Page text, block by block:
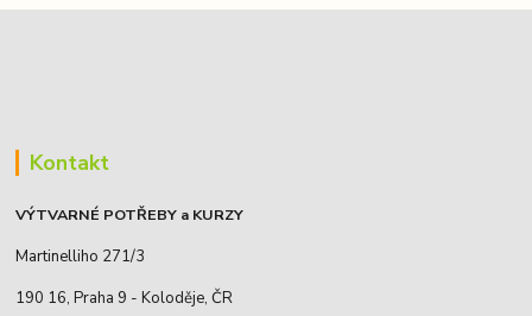
Kontakt
VÝTVARNÉ POTŘEBY a KURZY
Martinelliho 271/3
190 16, Praha 9 - Koloděje, ČR